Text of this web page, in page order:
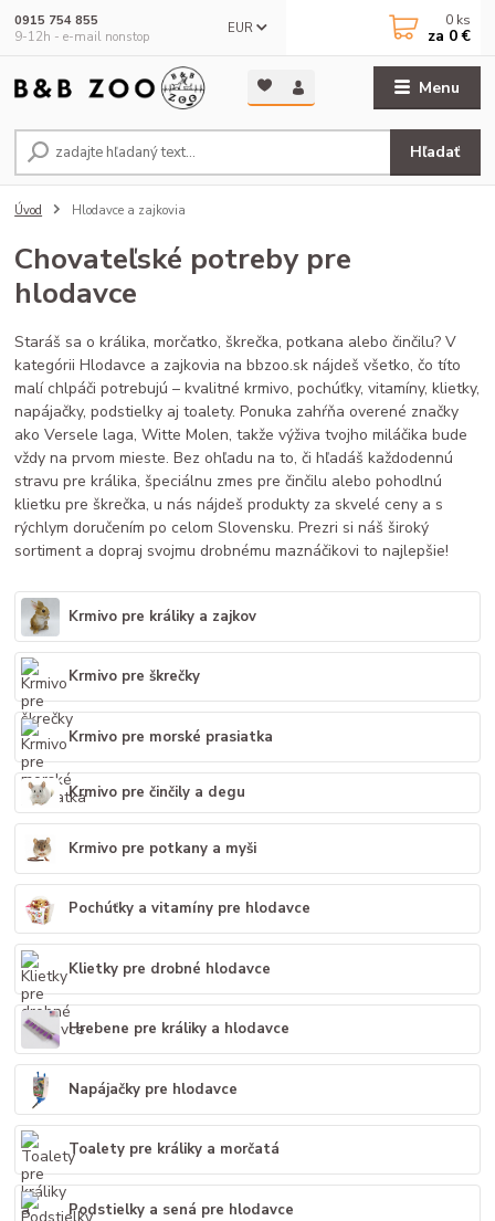
Menu
EUR
Hľadať
0915 754 855
9-12h - e-mail nonstop
0 ks
za 0 €
Úvod Hlodavce a zajkovia
Chovateľské potreby pre
hlodavce
Staráš sa o králika, morčatko, škrečka, potkana alebo činčilu? V
kategórii Hlodavce a zajkovia na bbzoo.sk nájdeš všetko, čo títo
malí chlpáči potrebujú – kvalitné krmivo, pochúťky, vitamíny, klietky,
napájačky, podstielky aj toalety. Ponuka zahŕňa overené značky
ako Versele laga, Witte Molen, takže výživa tvojho miláčika bude
vždy na prvom mieste. Bez ohľadu na to, či hľadáš každodennú
stravu pre králika, špeciálnu zmes pre činčilu alebo pohodlnú
klietku pre škrečka, u nás nájdeš produkty za skvelé ceny a s
rýchlym doručením po celom Slovensku. Prezri si náš široký
sortiment a dopraj svojmu drobnému maznáčikovi to najlepšie!
Krmivo pre králiky a zajkov
Krmivo pre škrečky
Krmivo pre morské prasiatka
Krmivo pre činčily a degu
Krmivo pre potkany a myši
Pochúťky a vitamíny pre hlodavce
Klietky pre drobné hlodavce
Hrebene pre králiky a hlodavce
Napájačky pre hlodavce
Toalety pre králiky a morčatá
Podstielky a sená pre hlodavce